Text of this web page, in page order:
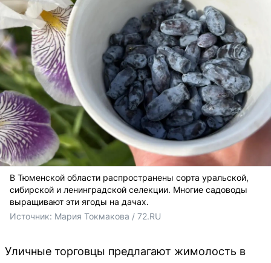
В Тюменской области распространены сорта уральской,
сибирской и ленинградской селекции. Многие садоводы
выращивают эти ягоды на дачах.
Источник: Мария Токмакова / 72.RU
Уличные торговцы предлагают жимолость в